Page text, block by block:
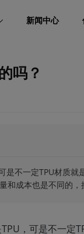
新闻中心
吗？
是不一定TPU材质
成本也是不同的，
，可是不一定